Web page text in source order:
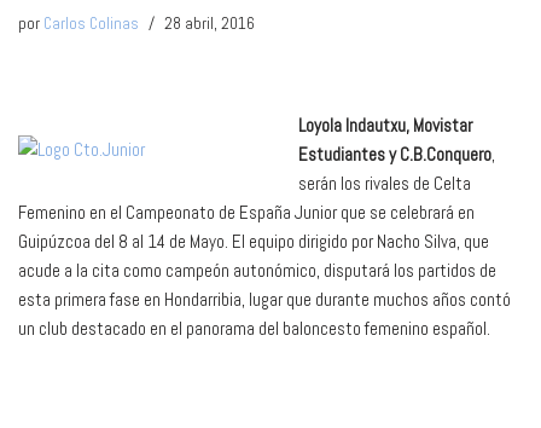
por Carlos Colinas 28 abril, 2016
Loyola Indautxu, Movistar
Estudiantes y C.B.Conquero,
serán los rivales de Celta
Femenino en el Campeonato de España Junior que se celebrará en
Guipúzcoa del 8 al 14 de Mayo. El equipo dirigido por Nacho Silva, que
acude a la cita como campeón autonómico, disputará los partidos de
esta primera fase en Hondarribia, lugar que durante muchos años contó
un club destacado en el panorama del baloncesto femenino español.